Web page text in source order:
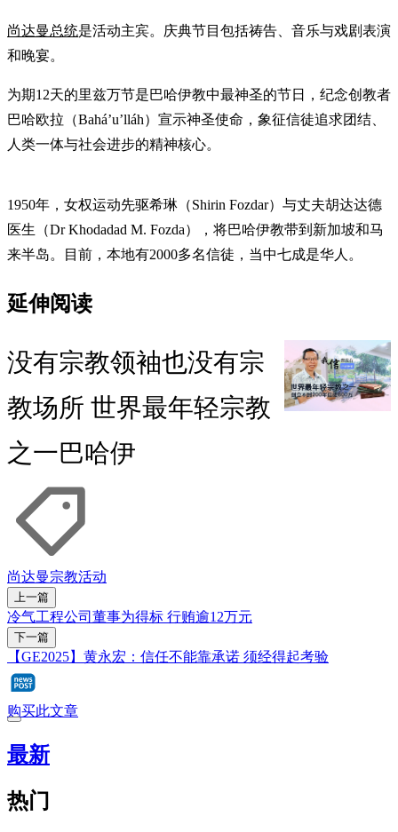
尚达曼总统是活动主宾。庆典节目包括祷告、音乐与戏剧表演
和晚宴。
为期12天的里兹万节是巴哈伊教中最神圣的节日，纪念创教者
巴哈欧拉（Bahá’u’lláh）宣示神圣使命，象征信徒追求团结、
人类一体与社会进步的精神核心。
1950年，女权运动先驱希琳（Shirin Fozdar）与丈夫胡达达德
医生（Dr Khodadad M. Fozda），将巴哈伊教带到新加坡和马
来半岛。目前，本地有2000多名信徒，当中七成是华人。
延伸阅读
没有宗教领袖也没有宗
教场所 世界最年轻宗教
之一巴哈伊
尚达曼宗教活动
上一篇
冷气工程公司董事为得标 行贿逾12万元
下一篇
【GE2025】黄永宏：信任不能靠承诺 须经得起考验
购买此文章
最新
热门